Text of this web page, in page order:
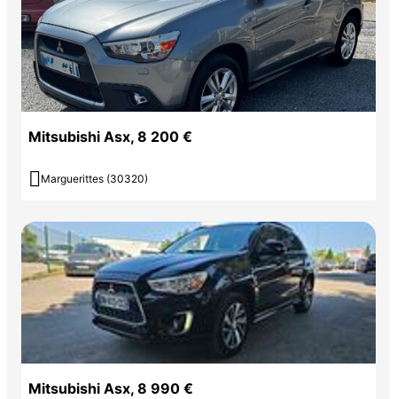
Mitsubishi Asx, 8 200 €
 Marguerittes (30320)
Mitsubishi Asx, 8 990 €